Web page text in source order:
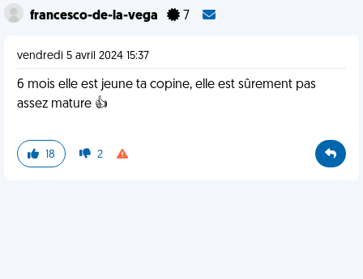
francesco-de-la-vega 7
vendredi 5 avril 2024 15:37
6 mois elle est jeune ta copine, elle est sûrement pas
assez mature 👍
18 2